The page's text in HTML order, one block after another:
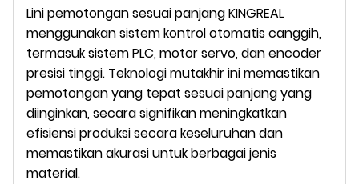
Lini pemotongan sesuai panjang KINGREAL
menggunakan sistem kontrol otomatis canggih,
termasuk sistem PLC, motor servo, dan encoder
presisi tinggi. Teknologi mutakhir ini memastikan
pemotongan yang tepat sesuai panjang yang
diinginkan, secara signifikan meningkatkan
efisiensi produksi secara keseluruhan dan
memastikan akurasi untuk berbagai jenis
material.